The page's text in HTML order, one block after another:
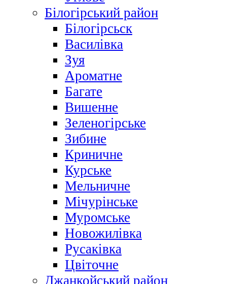
Білогірський район
Білогірсьск
Василівка
Зуя
Ароматне
Багате
Вишенне
Зеленогірське
Зибине
Криничне
Курське
Мельничне
Мічурінське
Муромське
Новожилівка
Русаківка
Цвіточне
Джанкойський район